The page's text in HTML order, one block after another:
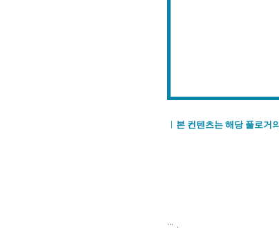
본 컨텐츠는 해당 풀로거
.